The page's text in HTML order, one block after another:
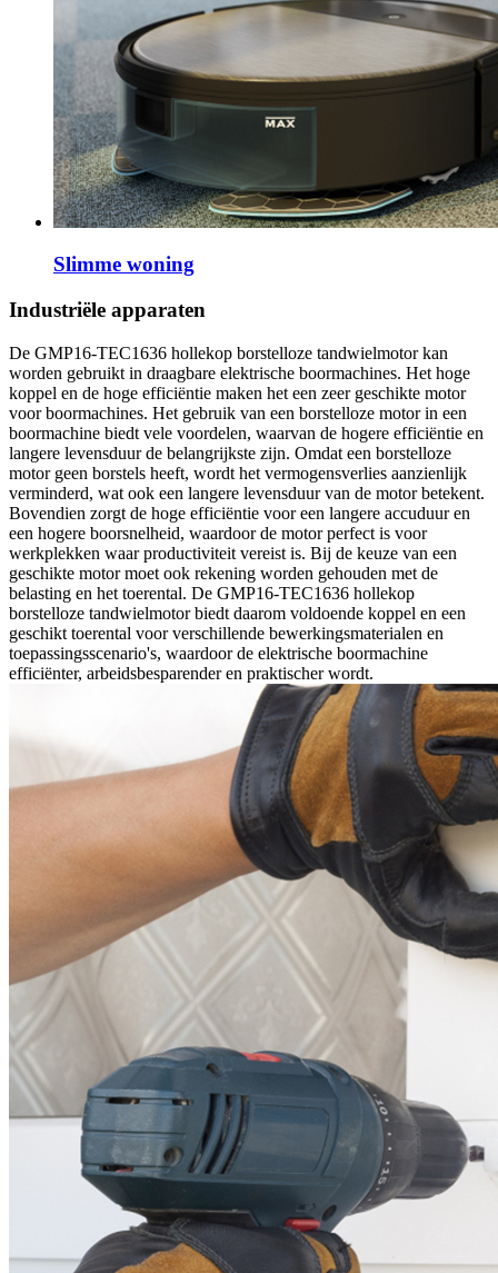
Slimme woning
Industriële apparaten
De GMP16-TEC1636 hollekop borstelloze tandwielmotor kan
worden gebruikt in draagbare elektrische boormachines. Het hoge
koppel en de hoge efficiëntie maken het een zeer geschikte motor
voor boormachines. Het gebruik van een borstelloze motor in een
boormachine biedt vele voordelen, waarvan de hogere efficiëntie en
langere levensduur de belangrijkste zijn. Omdat een borstelloze
motor geen borstels heeft, wordt het vermogensverlies aanzienlijk
verminderd, wat ook een langere levensduur van de motor betekent.
Bovendien zorgt de hoge efficiëntie voor een langere accuduur en
een hogere boorsnelheid, waardoor de motor perfect is voor
werkplekken waar productiviteit vereist is. Bij de keuze van een
geschikte motor moet ook rekening worden gehouden met de
belasting en het toerental. De GMP16-TEC1636 hollekop
borstelloze tandwielmotor biedt daarom voldoende koppel en een
geschikt toerental voor verschillende bewerkingsmaterialen en
toepassingsscenario's, waardoor de elektrische boormachine
efficiënter, arbeidsbesparender en praktischer wordt.